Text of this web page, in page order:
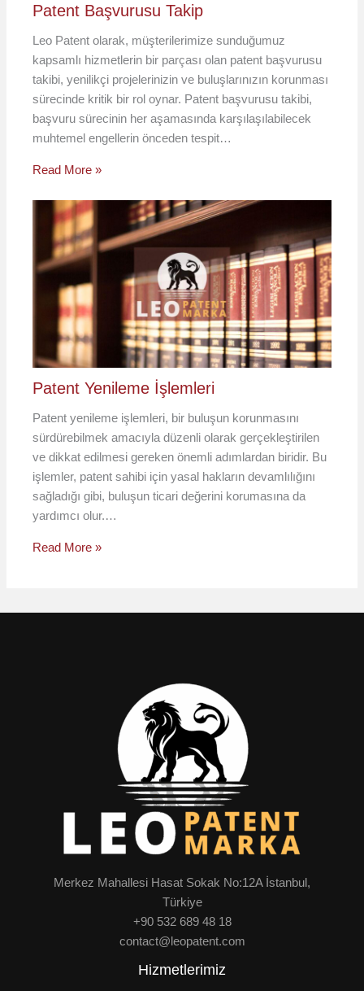
Patent Başvurusu Takip
Leo Patent olarak, müşterilerimize sunduğumuz
kapsamlı hizmetlerin bir parçası olan patent başvurusu
takibi, yenilikçi projelerinizin ve buluşlarınızın korunması
sürecinde kritik bir rol oynar. Patent başvurusu takibi,
başvuru sürecinin her aşamasında karşılaşılabilecek
muhtemel engellerin önceden tespit…
Read More »
Patent Yenileme İşlemleri
Patent yenileme işlemleri, bir buluşun korunmasını
sürdürebilmek amacıyla düzenli olarak gerçekleştirilen
ve dikkat edilmesi gereken önemli adımlardan biridir. Bu
işlemler, patent sahibi için yasal hakların devamlılığını
sağladığı gibi, buluşun ticari değerini korumasına da
yardımcı olur.…
Read More »
Merkez Mahallesi Hasat Sokak No:12A İstanbul,
Türkiye
+90 532 689 48 18
contact@leopatent.com
Hizmetlerimiz